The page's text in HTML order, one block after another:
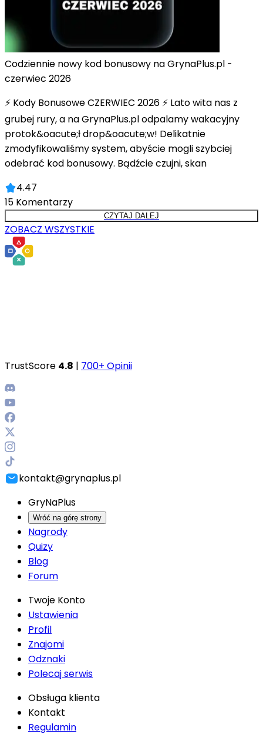
Codziennie nowy kod bonusowy na GrynaPlus.pl -
czerwiec 2026
⚡ Kody Bonusowe CZERWIEC 2026 ⚡ Lato wita nas z
grubej rury, a na GrynaPlus.pl odpalamy wakacyjny
protok&oacute;ł drop&oacute;w! Delikatnie
zmodyfikowaliśmy system, abyście mogli szybciej
odebrać kod bonusowy. Bądźcie czujni, skan
4.47
15 Komentarzy
CZYTAJ DALEJ
ZOBACZ WSZYSTKIE
TrustScore 4.8 | 700+ Opinii
kontakt@grynaplus.pl
GryNaPlus
Wróć na górę strony
Nagrody
Quizy
Blog
Forum
Twoje Konto
Ustawienia
Profil
Znajomi
Odznaki
Polecaj serwis
Obsługa klienta
Kontakt
Regulamin